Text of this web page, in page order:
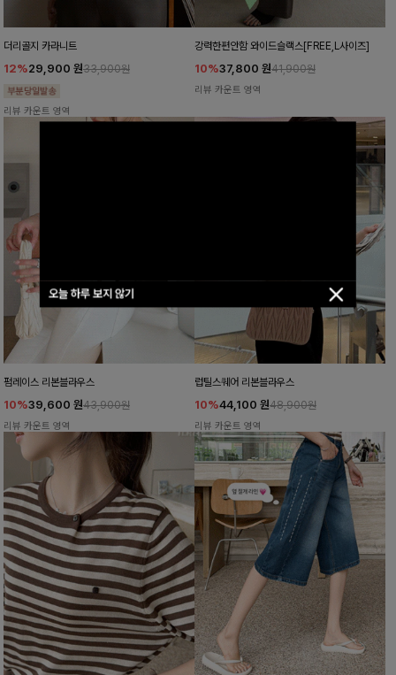
오늘 하루 보지 않기
더리골지 카라니트
12%29,900 원33,900원
리뷰 카운트 영역
강력한편안함 와이드슬랙스[FREE,L사이즈]
10%37,800 원41,900원
리뷰 카운트 영역
펌레이스 리본블라우스
10%39,600 원43,900원
리뷰 카운트 영역
럽틸스퀘어 리본블라우스
10%44,100 원48,900원
리뷰 카운트 영역